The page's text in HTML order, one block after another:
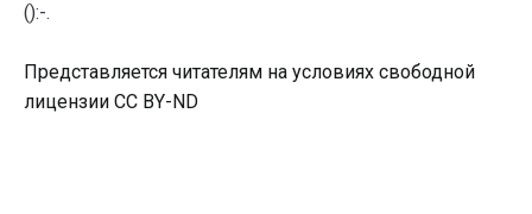
():-.
Представляется читателям на условиях свободной
лицензии CC BY-ND